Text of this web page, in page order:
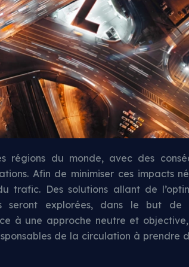
du monde, avec des
Afin de minimiser ces impacts
trafic. Des solutions allant de
seront explorées, dans le but
à une approche neutre et
de la circulation à prendre